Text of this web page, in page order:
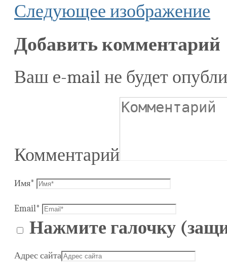
Следующее изображение
Добавить комментарий
Ваш e-mail не будет
Комментарий
Имя*
Email*
Нажмите галочку
Адрес сайта